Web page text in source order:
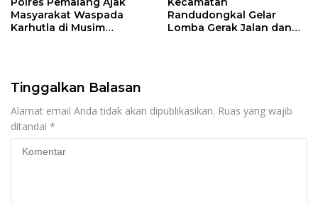
Masyarakat Waspada
Karhutla di Musim
Randudongkal Gelar
Lomba Gerak Jalan dan
Tinggalkan Balasan
Alamat email Anda tidak akan dipublikasikan. Ruas yang wajib
ditandai *